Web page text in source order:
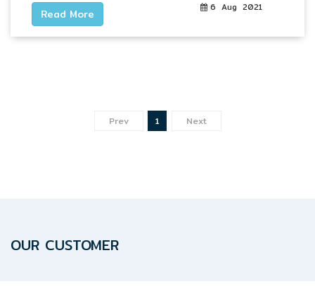
ระบบ
อื่นๆ)
Read More 6 Aug 2021
Prev 1(current)Next
OUR CUSTOMER